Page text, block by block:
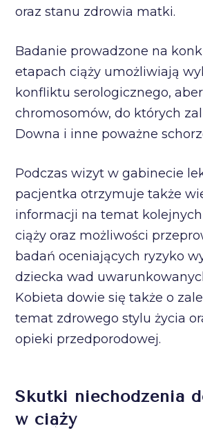
oraz stanu zdrowia matki.
Badanie prowadzone na
etapach ciąży umożliwiają
konfliktu serologicznego,
chromosomów, do których
Downa i inne poważne
Podczas wizyt w gabinecie
pacjentka otrzymuje także
informacji na temat
ciąży oraz możliwości
badań oceniających ryzyko
dziecka wad
Kobieta dowie się także o
temat zdrowego stylu życia
opieki przedporodowej.
Skutki niechodzenia
w ciąży